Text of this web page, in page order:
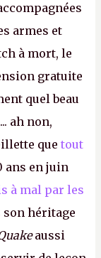
armes et
à mort, le
gratuite
quel beau
ah non,
que tout
ans en juin
à mal par les
son héritage
aussi